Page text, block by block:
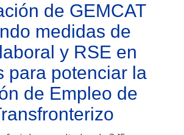
de GEMCAT
medidas de
y RSE en
para potenciar la
de Empleo de